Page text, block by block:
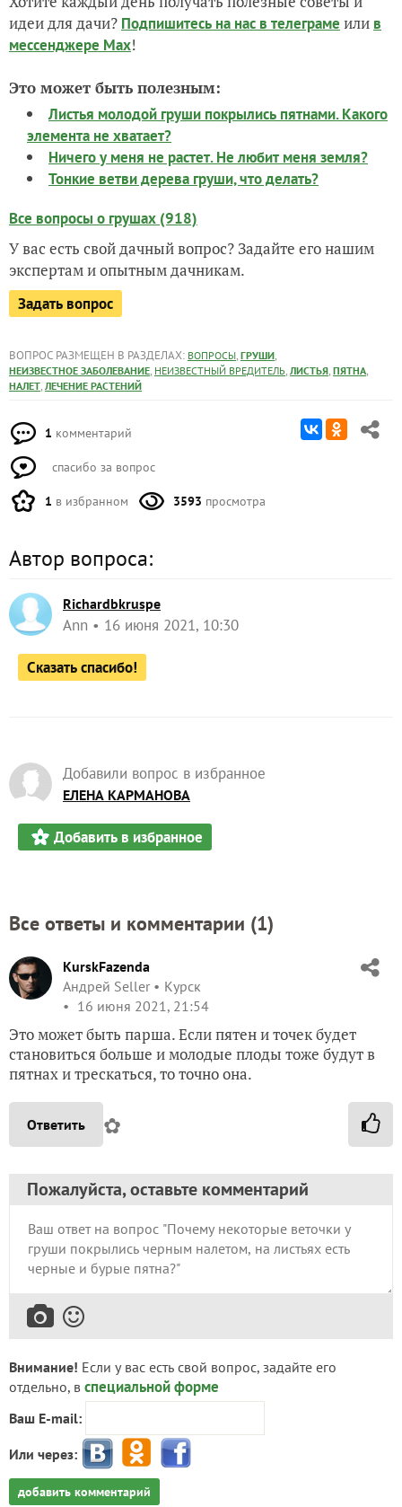
идеи для дачи? Подпишитесь на нас в телеграме или в
мессенджере Max!
Это может быть полезным:
Листья молодой груши покрылись пятнами. Какого
элемента не хватает?
Ничего у меня не растет. Не любит меня земля?
Тонкие ветви дерева груши, что делать?
Все вопросы о грушах (918)
У вас есть свой дачный вопрос? Задайте его нашим
экспертам и опытным дачникам.
Задать вопрос
ВОПРОС РАЗМЕЩЕН В РАЗДЕЛАХ: ВОПРОСЫ, ГРУШИ,
НЕИЗВЕСТНОЕ ЗАБОЛЕВАНИЕ, НЕИЗВЕСТНЫЙ ВРЕДИТЕЛЬ, ЛИСТЬЯ, ПЯТНА,
НАЛЕТ, ЛЕЧЕНИЕ РАСТЕНИЙ
1 комментарий
спасибо за вопрос
1 в избранном 3593 просмотра
Автор вопроса:
Richardbkruspe
Ann 16 июня 2021, 10:30
Сказать спасибо!
Добавили вопрос в избранное
ЕЛЕНА КАРМАНОВА
Добавить в избранное
Все ответы и комментарии (1)
KurskFazenda
Андрей Seller
Курск
16 июня 2021, 21:54
Это может быть парша. Если пятен и точек будет
становиться больше и молодые плоды тоже будут в
пятнах и трескаться, то точно она.
Ответить ✿
Пожалуйста, оставьте комментарий
Внимание! Если у вас есть свой вопрос, задайте его
отдельно, в специальной форме
Ваш E-mail:
Или через:
добавить комментарий